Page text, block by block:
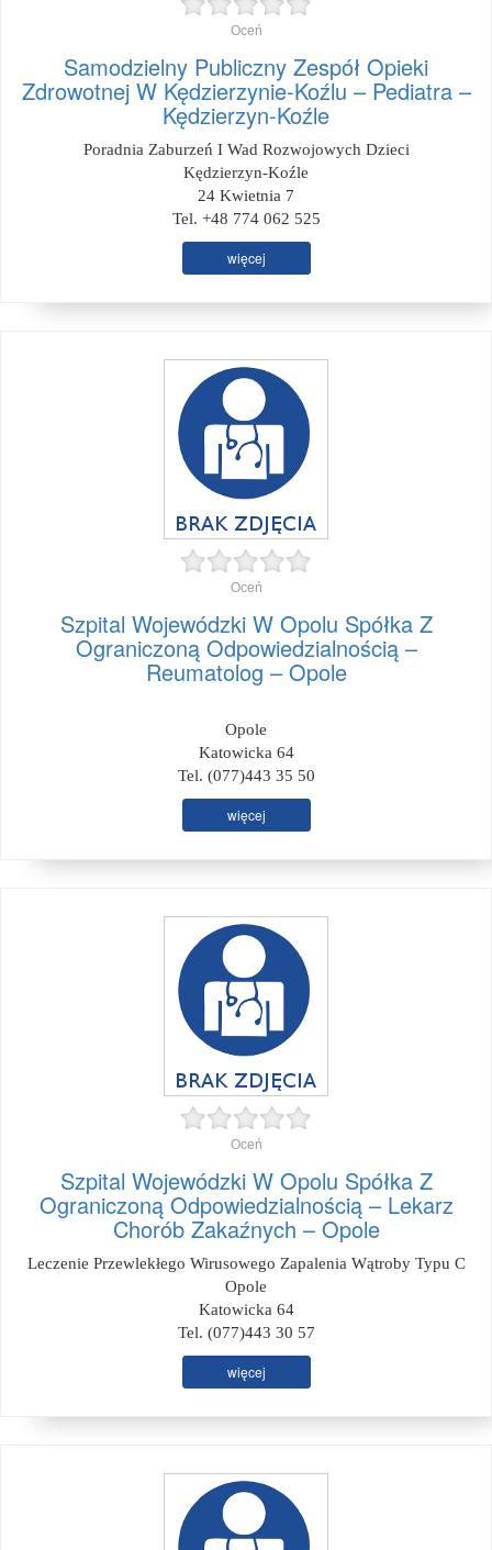
Oceń
Samodzielny Publiczny Zespół Opieki
Zdrowotnej W Kędzierzynie-Koźlu – Pediatra –
Kędzierzyn-Koźle
Poradnia Zaburzeń I Wad Rozwojowych Dzieci
Kędzierzyn-Koźle
24 Kwietnia 7
Tel. +48 774 062 525
więcej
Oceń
Szpital Wojewódzki W Opolu Spółka Z
Ograniczoną Odpowiedzialnością –
Reumatolog – Opole
Opole
Katowicka 64
Tel. (077)443 35 50
więcej
Oceń
Szpital Wojewódzki W Opolu Spółka Z
Ograniczoną Odpowiedzialnością – Lekarz
Chorób Zakaźnych – Opole
Leczenie Przewlekłego Wirusowego Zapalenia Wątroby Typu C
Opole
Katowicka 64
Tel. (077)443 30 57
więcej